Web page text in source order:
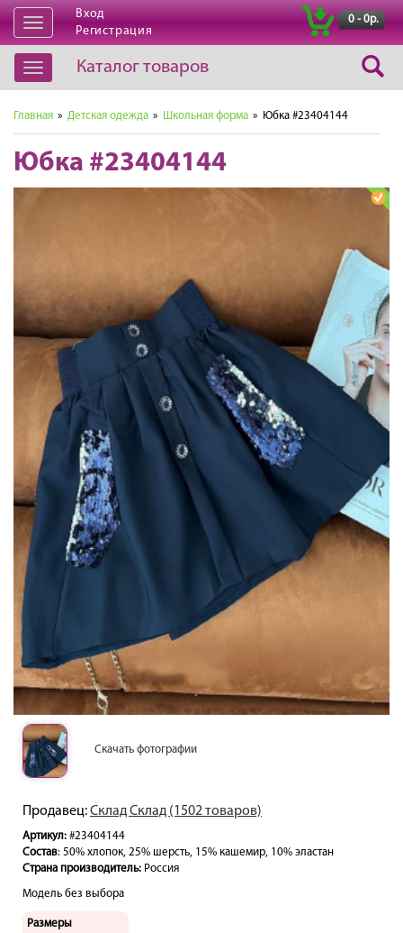
Открыть
навигацию
Вход
Регистрация
0 - 0р.
Открыть
навигацию
Каталог товаров
Главная » Детская одежда » Школьная форма » Юбка #23404144
Юбка #23404144
Скачать фотографии
Продавец:Склад Склад (1502 товаров)
Артикул: #23404144
Состав: 50% хлопок, 25% шерсть, 15% кашемир, 10% эластан
Страна производитель: Россия
Модель без выбора
Размеры